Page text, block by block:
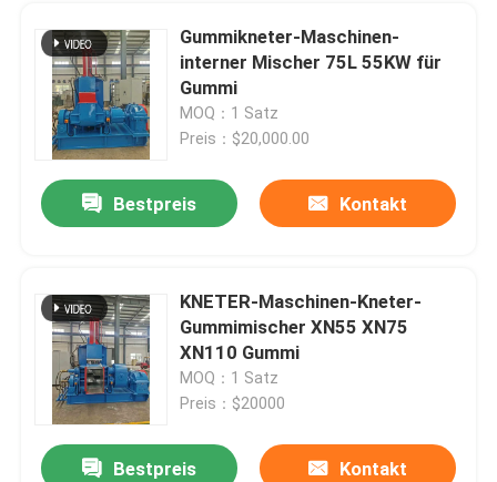
Gummikneter-Maschinen-
interner Mischer 75L 55KW für
Gummi
MOQ：1 Satz
Preis：$20,000.00
Bestpreis Kontakt
KNETER-Maschinen-Kneter-
Gummimischer XN55 XN75
XN110 Gummi
MOQ：1 Satz
Preis：$20000
Bestpreis Kontakt